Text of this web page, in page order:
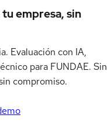
empresa, sin
Evaluación con IA,
para FUNDAE. Sin
compromiso.